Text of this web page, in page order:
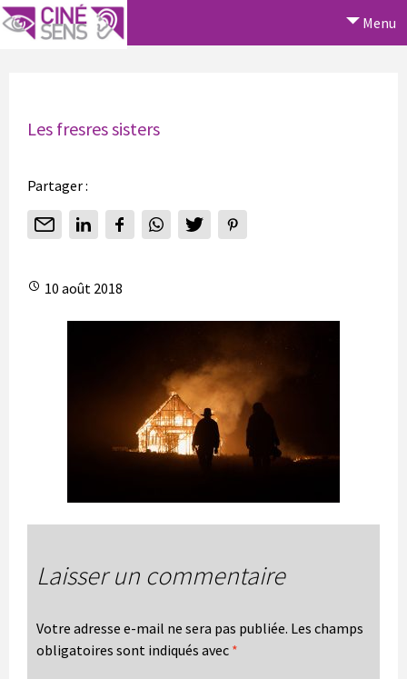
Menu
Les fresres sisters
Partager :
10 août 2018
Laisser un commentaire
Votre adresse e-mail ne sera pas publiée. Les champs
obligatoires sont indiqués avec *